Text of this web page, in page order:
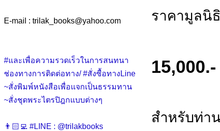
E-mail : trilak_books@yahoo.com
#และเพื่อความรวดเร็วในการสนทนา
ช่องทางการติดต่อทาง/ #สั่งซื้อทางLine
~สั่งพิมพ์หนังสือเพื่อแจกเป็นธรรมทาน
~สั่งชุดพระไตรปิฎกแบบต่างๆ
👨🏻‍💻 #LINE : @trilakbooks
ราคามูลนิ
สำหรับท่า